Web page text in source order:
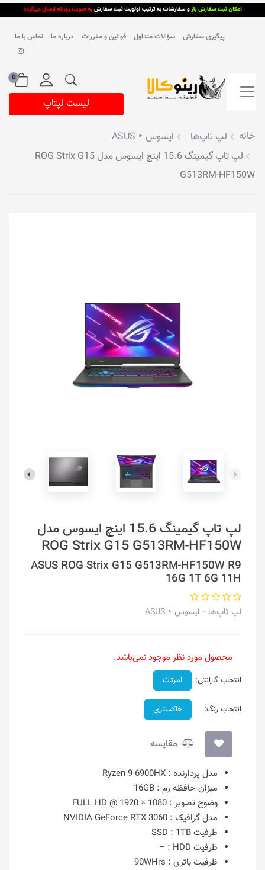
پیگیری سفارش سؤالات متداول قوانین و مقررات درباره ما تماس با ما
0
لیست لپتاپ
خانه لپ تاپ‌ها
ایسوس ‣ ASUS
لپ تاپ گیمینگ 15.6 اینچ ایسوس مدل ROG Strix G15
G513RM-HF150W
لپ تاپ گیمینگ 15.6 اینچ ایسوس مدل
ROG Strix G15 G513RM-HF150W
ASUS ROG Strix G15 G513RM-HF150W R9
16G 1T 6G 11H
لپ تاپ‌ها ایسوس ‣ ASUS
محصول مورد نظر موجود نمی‌باشد.
انتخاب گارانتی: امرتات
انتخاب رنگ: خاکستری
مقایسه
مدل پردازنده : Ryzen 9-6900HX
میزان حافظه رم : 16GB
وضوح تصویر : 1080 × 1920 @ FULL HD
مدل گرافیک : NVIDIA GeForce RTX 3060
ظرفیت SSD :1TB
ظرفیت HDD :
–
ظرفیت باتری : 90WHrs